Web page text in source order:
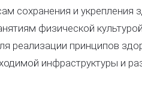
сохранения и укрепления
физической
реализации принципов
инфраструктуры и